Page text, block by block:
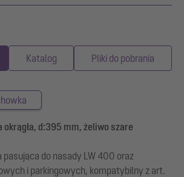
Katalog Pliki do pobrania
d:395 mm, żeliwo szare
do nasady LW 400 oraz
i parkingowych, kompatybilny z art.